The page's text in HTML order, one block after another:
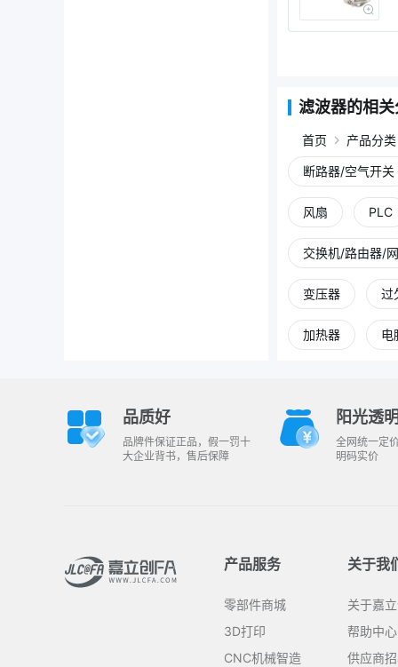
滤波器的相
首页 产品分类
断路器/空气开关
风扇 PLC
交换机/路由器/
变压器 过
加热器 电
品质好
品牌件保证正品，假一罚十
大企业背书，售后保障
阳光透明
全网统一定
明码实价
产品服务
零部件商城
3D打印
CNC机械智造
关于我
关于嘉
帮助中心
供应商